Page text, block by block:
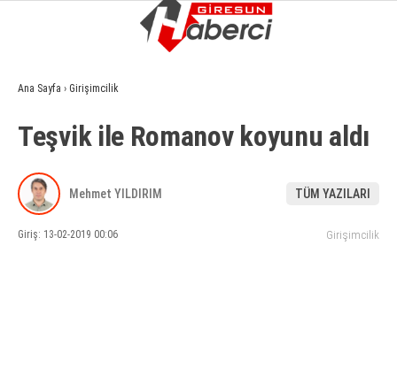
GÜNDEM
EKONOMI
SIYASET
Ana Sayfa › Girişimcilik
Teşvik ile Romanov koyunu aldı
Mehmet YILDIRIM TÜM YAZILARI
Giriş: 13-02-2019 00:06 Girişimcilik